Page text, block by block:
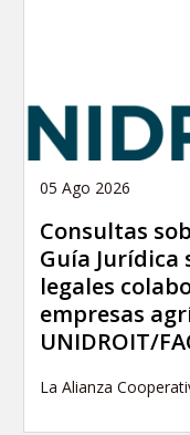
05 Ago 2026
Consultas
Guía
legales
empresas
UNIDROIT/
La Alianza